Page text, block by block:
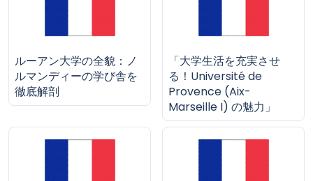
ルーアン大学の全貌：ノ
ルマンディーの学び舎を
徹底解剖
「大学生活を充実させ
る！Université de
Provence (Aix-
Marseille I) の魅力」